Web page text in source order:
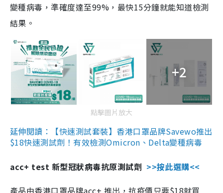
變種病毒，準確度達至99%，最快15分鐘就能知道檢測
結果。
+2
點擊圖片放大
延伸閱讀：【快速測試套裝】香港口罩品牌Savewo推出
$18快速測試劑！有效檢測Omicron、Delta變種病毒
acc+ test 新型冠狀病毒抗原測試劑 >>按此選購<<
產品由香港口罩品牌acc+ 推出，抗疫價只要$18就買